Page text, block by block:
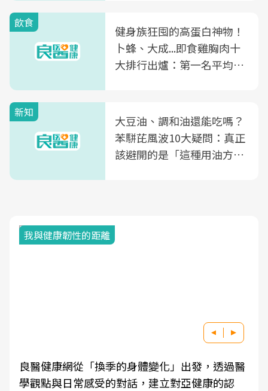
飲食
健身族狂囤的高蛋白神物！
卜蜂、大成...即食雞胸肉十
大排行出爐：第一名平均一
新知
大豆油、調和油還能吃嗎？
苯駢芘風波10大疑問：真正
該避開的是「這種用油方
我與健康韌性的距離
良醫健康網從「換季的身體變化」出發，透過醫
學觀點與日常感受的對話，建立對亞健康的認